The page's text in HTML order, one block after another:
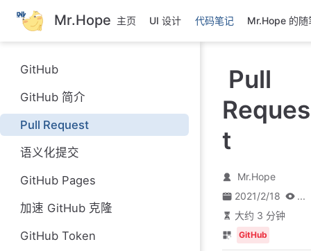
跳
至
主
內
容
Mr.Hope 主页 UI 设计 代码笔记 Mr.Hope 的随
GitHub
GitHub 简介
Pull Request
语义化提交
GitHub Pages
加速 GitHub 克隆
GitHub Token
Pull
Reques
t
Mr.Hope
2021/2/18
...
大约 3 分钟
GitHub